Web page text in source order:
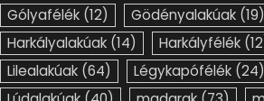
Gólyafélék (12) Gödényalakúak (19)
Harkályalakúak (14) Harkályfélék
Lilealakúak (64) Légykapófélék (24)